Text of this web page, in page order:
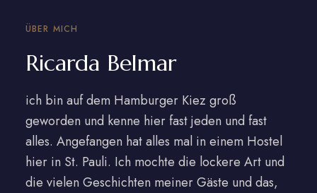
ÜBER MICH
Ricarda Belmar
ich bin auf dem Hamburger Kiez groß
geworden und kenne hier fast jeden und fast
alles. Angefangen hat alles mal in einem Hostel
hier in St. Pauli. Ich mochte die lockere Art und
die vielen Geschichten meiner Gäste und das,